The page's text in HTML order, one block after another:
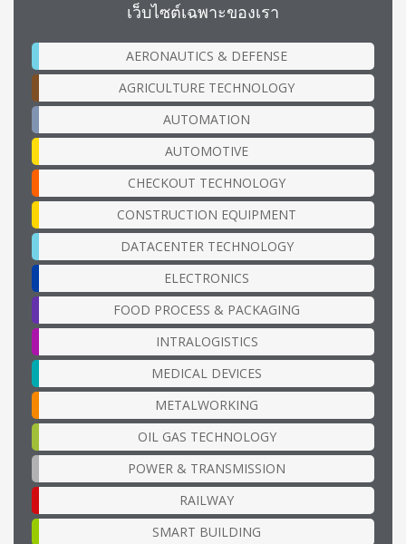
เว็บไซต์เฉพาะของเรา
AERONAUTICS & DEFENSE
AGRICULTURE TECHNOLOGY
AUTOMATION
AUTOMOTIVE
CHECKOUT TECHNOLOGY
CONSTRUCTION EQUIPMENT
DATACENTER TECHNOLOGY
ELECTRONICS
FOOD PROCESS & PACKAGING
INTRALOGISTICS
MEDICAL DEVICES
METALWORKING
OIL GAS TECHNOLOGY
POWER & TRANSMISSION
RAILWAY
SMART BUILDING